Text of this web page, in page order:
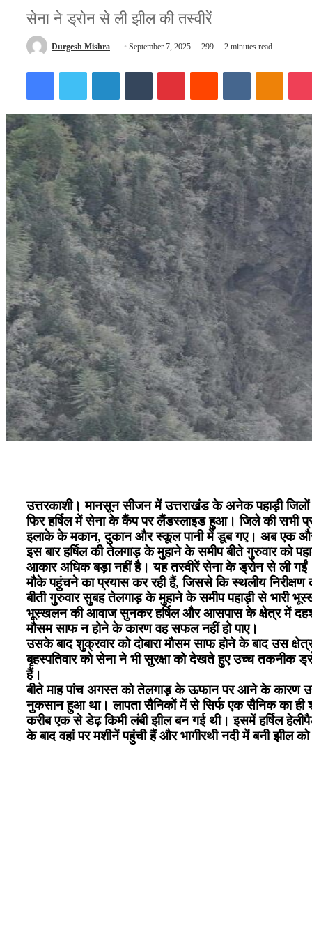
सेना ने ड्रोन से ली झील की तस्वीरें
Durgesh Mishra
Send September 7, 2025 299 2 minutes read
FacebookTwitter LinkedInTumblr PinterestReddit VKontakte
उत्तरकाशी। मानसून सीजन में उत्तराखंड के अनेक पहाड़ी
फिर हर्षिल में सेना के कैंप पर लैंडस्लाइड हुआ। जिले की सभी
इलाके के मकान, दुकान और स्कूल पानी में डूब गए। अब एक और
इस बार हर्षिल की तेलगाड़ के मुहाने के समीप बीते गुरुवार को
आकार अधिक बड़ा नहीं है। यह तस्वीरें सेना के ड्रोन से ली
मौके पहुंचने का प्रयास कर रही हैं, जिससे कि स्थलीय
बीती गुरुवार सुबह तेलगाड़ के मुहाने के समीप पहाड़ी से
भूस्खलन की आवाज सुनकर हर्षिल और आसपास के क्षेत्र में
मौसम साफ न होने के कारण वह सफल नहीं हो पाए।
उसके बाद शुक्रवार को दोबारा मौसम साफ होने के बाद उस
बृहस्पतिवार को सेना ने भी सुरक्षा को देखते हुए उच्च तकनीक
हैं।
बीते माह पांच अगस्त को तेलगाड़ के ऊफान पर आने के कारण
नुकसान हुआ था। लापता सैनिकों में से सिर्फ एक सैनिक का ही
करीब एक से डेढ़ किमी लंबी झील बन गई थी। इसमें हर्षिल
के बाद वहां पर मशीनें पहुंची हैं और भागीरथी नदी में बनी झील